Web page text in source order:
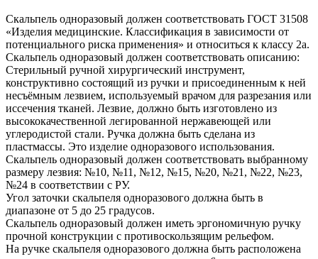
Скальпель одноразовый должен соответствовать ГОСТ 31508
«Изделия медицинские. Классификация в зависимости от
потенциального риска применения» и относиться к классу 2а.
Скальпель одноразовый должен соответствовать описанию:
Стерильный ручной хирургический инструмент,
конструктивно состоящий из ручки и присоединенным к ней
несъёмным лезвием, используемый врачом для разрезания или
иссечения тканей. Лезвие, должно быть изготовлено из
высококачественной легированной нержавеющей или
углеродистой стали. Ручка должна быть сделана из
пластмассы. Это изделие одноразового использования.
Скальпель одноразовый должен соответствовать выбранному
размеру лезвия: №10, №11, №12, №15, №20, №21, №22, №23,
№24 в соответствии с РУ.
Угол заточки скальпеля одноразового должна быть в
диапазоне от 5 до 25 градусов.
Скальпель одноразовый должен иметь эргономичную ручку
прочной конструкции с противоскользящим рельефом.
На ручке скальпеля одноразового должна быть расположена